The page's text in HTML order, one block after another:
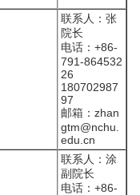
联系人：张
院长
电话：+86-
791-864532
26
180702987
97
邮箱：zhan
gtm@nchu.
edu.cn
联系人：涂
副院长
电话：+86-